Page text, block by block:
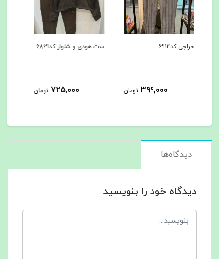
ست هودی و شلوار کد6869
725,000 تومان
ست هودی و شلوار کد6867
725,000 تومان
دیدگاه‌ها
دیدگاه خود را بنویسید